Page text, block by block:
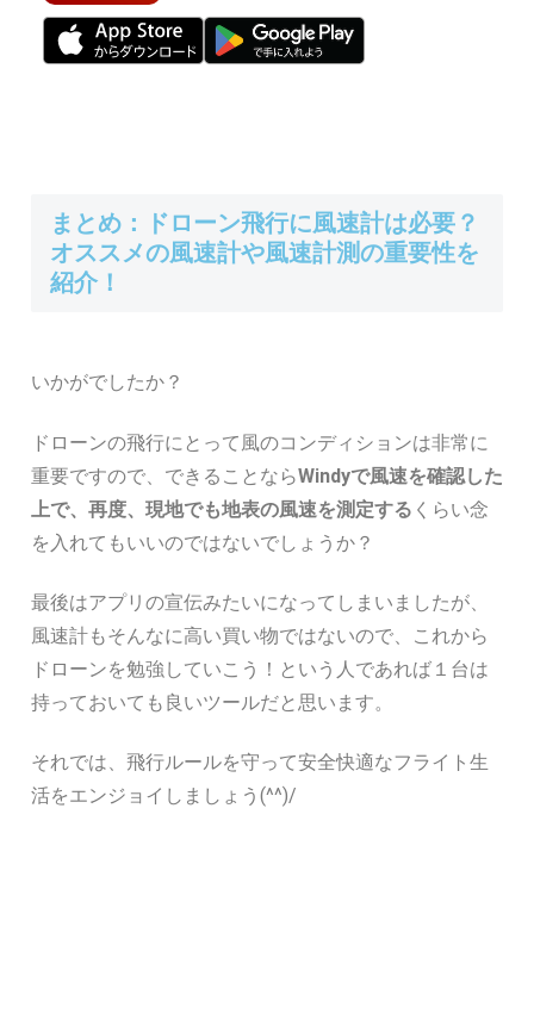
まとめ：ドローン飛行に風速計は必要？
オススメの風速計や風速計測の重要性を
紹介！
いかがでしたか？
ドローンの飛行にとって風のコンディションは非常に
重要ですので、できることならWindyで風速を確認した
上で、再度、現地でも地表の風速を測定する くらい念
を入れてもいいのではないでしょうか？
最後はアプリの宣伝みたいになってしまいましたが、
風速計もそんなに高い買い物ではないので、これから
ドローンを勉強していこう！という人であれば１台は
持っておいても良いツールだと思います。
それでは、飛行ルールを守って安全快適なフライト生
活をエンジョイしましょう(^^)/